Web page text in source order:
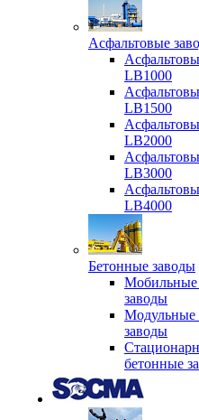
Асфальтовые
LB1000
LB1500
LB2000
LB3000
LB4000
Бетонные заводы
Мобильные
заводы
Модульные
заводы
бетонные